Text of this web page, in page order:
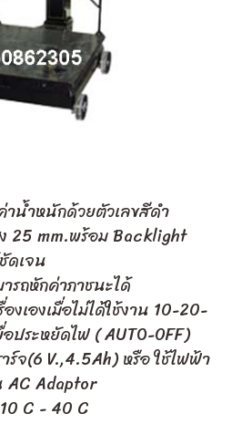
น้ำหนักด้วยตัวเลขสีดำ
25 mm.พร้อม Backlight
ดเจน
รถหักค่าภาชนะได้
งเองเมื่อไม่ได้ใช้งาน 10-20-
ระหยัดไฟ ( AUTO-OFF)
ร์จ(6 V.,4.5Ah) หรือ ใช้ไฟฟ้า
AC Adaptor
C - 40 C